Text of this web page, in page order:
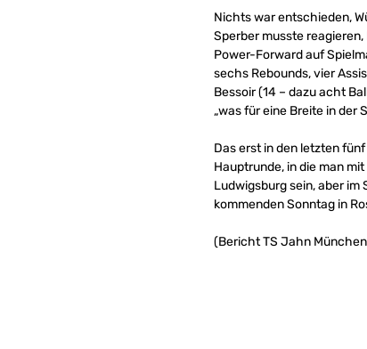
Nichts war entschieden,
Sperber musste
Power-Forward auf
sechs Rebounds, vier
Bessoir (14 – dazu acht
„was für eine Breite in der
Das erst in den letzten
Hauptrunde, in die man
Ludwigsburg sein, aber
kommenden Sonntag in
(Bericht TS Jahn